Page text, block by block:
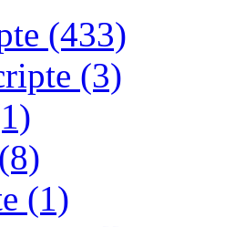
(433)
(3)
(1)